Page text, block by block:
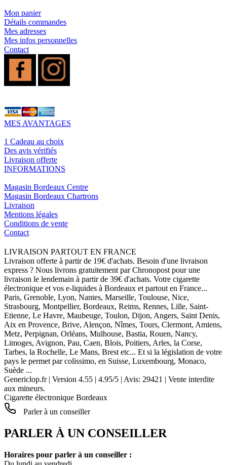
Mon panier
Détails commandes
Mes adresses
Mes infos personnelles
Contact
MES AVANTAGES
1 Cadeau au choix
Des avis vérifiés
Livraison offerte
INFORMATIONS
Magasin Bordeaux Centre
Magasin Bordeaux Chartrons
Livraison
Mentions légales
Conditions de vente
Contact
LIVRAISON PARTOUT EN FRANCE
Livraison offerte à partir de 19€ d'achats. Besoin d'une livraison
express ? Nous livrons gratuitement par Chronopost pour une
livraison le lendemain à partir de 39€ d'achats. Votre cigarette
électronique et vos e-liquides à Bordeaux et partout en France...
Paris, Grenoble, Lyon, Nantes, Marseille, Toulouse, Nice,
Strasbourg, Montpellier, Bordeaux, Reims, Rennes, Lille, Saint-
Etienne, Le Havre, Maubeuge, Toulon, Dijon, Angers, Saint Denis,
Aix en Provence, Brive, Alençon, Nîmes, Tours, Clermont, Amiens,
Metz, Perpignan, Orléans, Mulhouse, Bastia, Rouen, Nancy,
Limoges, Avignon, Pau, Caen, Blois, Poitiers, Arles, la Corse,
Tarbes, la Rochelle, Le Mans, Brest etc... Et si la législation de votre
pays le permet par colissimo, en Suisse, Luxembourg, Monaco,
Suède ...
Genericlop.fr| Version 4.55 | 4.95/5 | Avis: 29421 | Vente interdite
aux mineurs.
Cigarette électronique Bordeaux
Parler à un conseiller
PARLER À UN CONSEILLER
Horaires pour parler à un conseiller :